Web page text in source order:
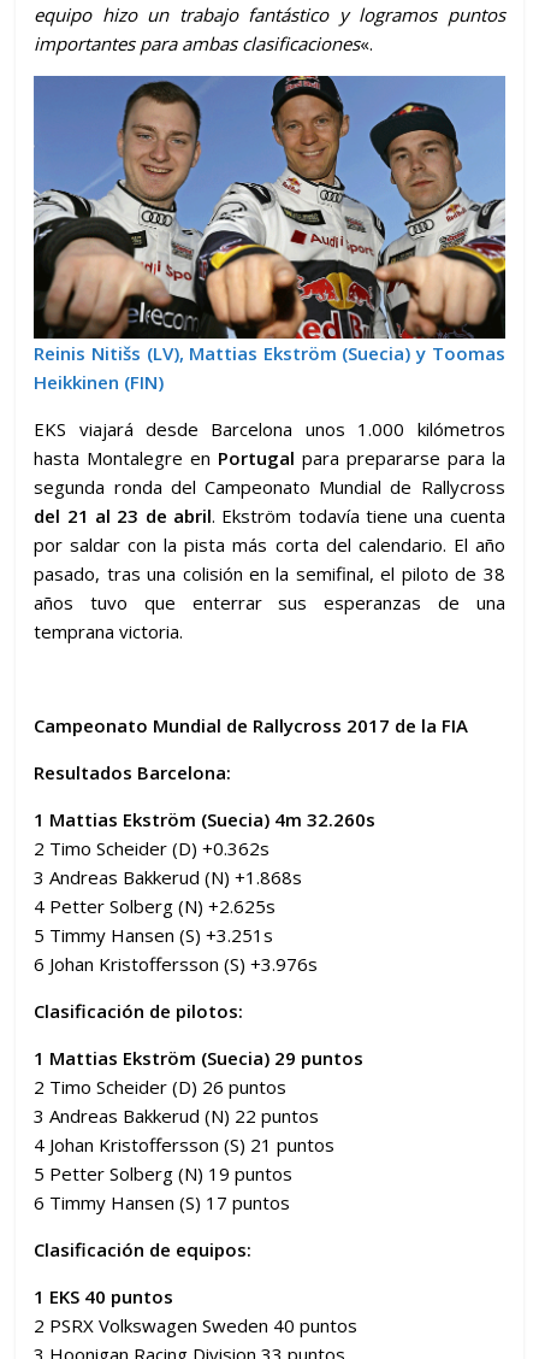
equipo hizo un trabajo fantástico y logramos puntos
importantes para ambas clasificaciones«.
Reinis Nitišs (LV), Mattias Ekström (Suecia) y Toomas
Heikkinen (FIN)
EKS viajará desde Barcelona unos 1.000 kilómetros
hasta Montalegre en Portugal para prepararse para la
segunda ronda del Campeonato Mundial de Rallycross
del 21 al 23 de abril. Ekström todavía tiene una cuenta
por saldar con la pista más corta del calendario. El año
pasado, tras una colisión en la semifinal, el piloto de 38
años tuvo que enterrar sus esperanzas de una
temprana victoria.
Campeonato Mundial de Rallycross 2017 de la FIA
Resultados Barcelona:
1 Mattias Ekström (Suecia) 4m 32.260s
2 Timo Scheider (D) +0.362s
3 Andreas Bakkerud (N) +1.868s
4 Petter Solberg (N) +2.625s
5 Timmy Hansen (S) +3.251s
6 Johan Kristoffersson (S) +3.976s
Clasificación de pilotos:
1 Mattias Ekström (Suecia) 29 puntos
2 Timo Scheider (D) 26 puntos
3 Andreas Bakkerud (N) 22 puntos
4 Johan Kristoffersson (S) 21 puntos
5 Petter Solberg (N) 19 puntos
6 Timmy Hansen (S) 17 puntos
Clasificación de equipos:
1 EKS 40 puntos
2 PSRX Volkswagen Sweden 40 puntos
3 Hoonigan Racing Division 33 puntos